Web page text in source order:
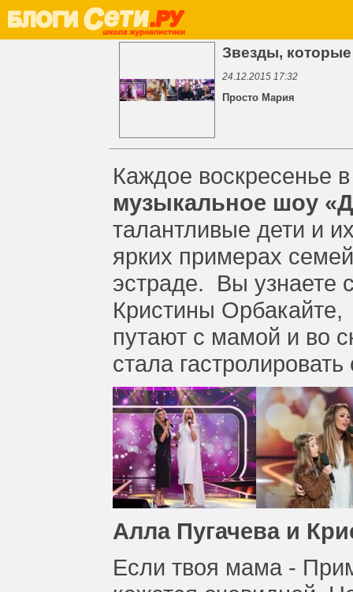
Звезды,
24.12.2015 17:32
Просто Мария
Каждое воскресенье
музыкальное шоу
талантливые дети и
ярких примерах
эстраде. Вы узнаете
Кристины
путают с мамой и во
стала
Алла Пугачева и
Если твоя мама -